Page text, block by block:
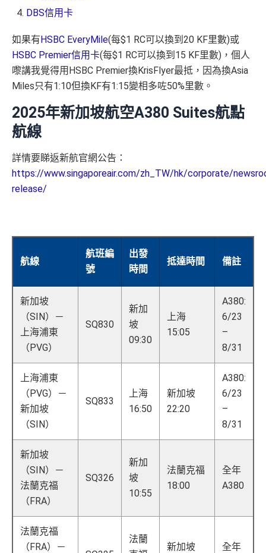
DBS信用卡
如果有HSBC EveryMile(每$1 RC可以換到20 KF里數)或
HSBC Premier信用卡(每$1 RC可以換到15 KF里數)，個人
嚟講我覺得用HSBC Premier換KrisFlyer最抵，因為換Asia
Miles只有1:10但換KF有1:15變相多咗50%里數。
2025年新加坡航空A380 Suites航點
航線
詳情要睇返新航官網公告：
https://www.singaporeair.com/zh_TW/hk/corporate/
release/
航線
航班編
號
出發
時間
抵達時間 備註
新加坡
（SIN）－
上海浦東
（PVG）
SQ830
新加
坡
09:30
上海
15:05
A380:
6/23
–
8/31
上海浦東
（PVG）－
新加坡
（SIN）
SQ833
上海
16:50
新加坡
22:20
A380:
6/23
–
8/31
新加坡
（SIN）－
法蘭克福
（FRA）
SQ326
新加
坡
10:55
法蘭克福
18:00
全年
A380
法蘭克福
（FRA）－
法蘭
新加坡 全年